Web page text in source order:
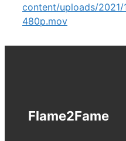
content/uploads/2021/
480p.mov
Flame2Fame